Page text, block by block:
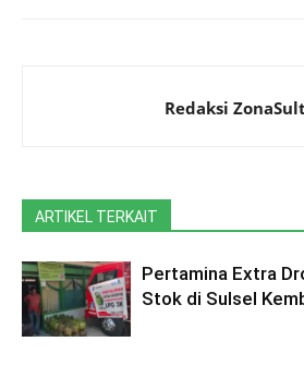
Redaksi
ARTIKEL TERKAIT
Pertamina Extra
Stok di Sulsel